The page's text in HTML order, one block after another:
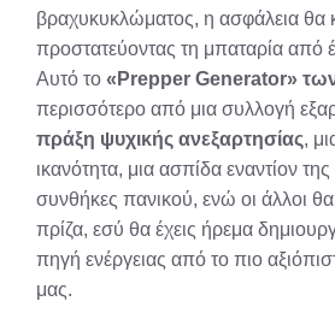
βραχυκυκλώματος, η ασφάλεια θα
προστατεύοντας τη μπαταρία από
Αυτό το «Prepper Generator»
περισσότερο από μια συλλογή
πράξη ψυχικής ανεξαρτησίας,
ικανότητα, μια ασπίδα εναντίον
συνθήκες πανικού, ενώ οι άλλοι θα
πρίζα, εσύ θα έχεις ήρεμα
πηγή ενέργειας από το πιο
μας.